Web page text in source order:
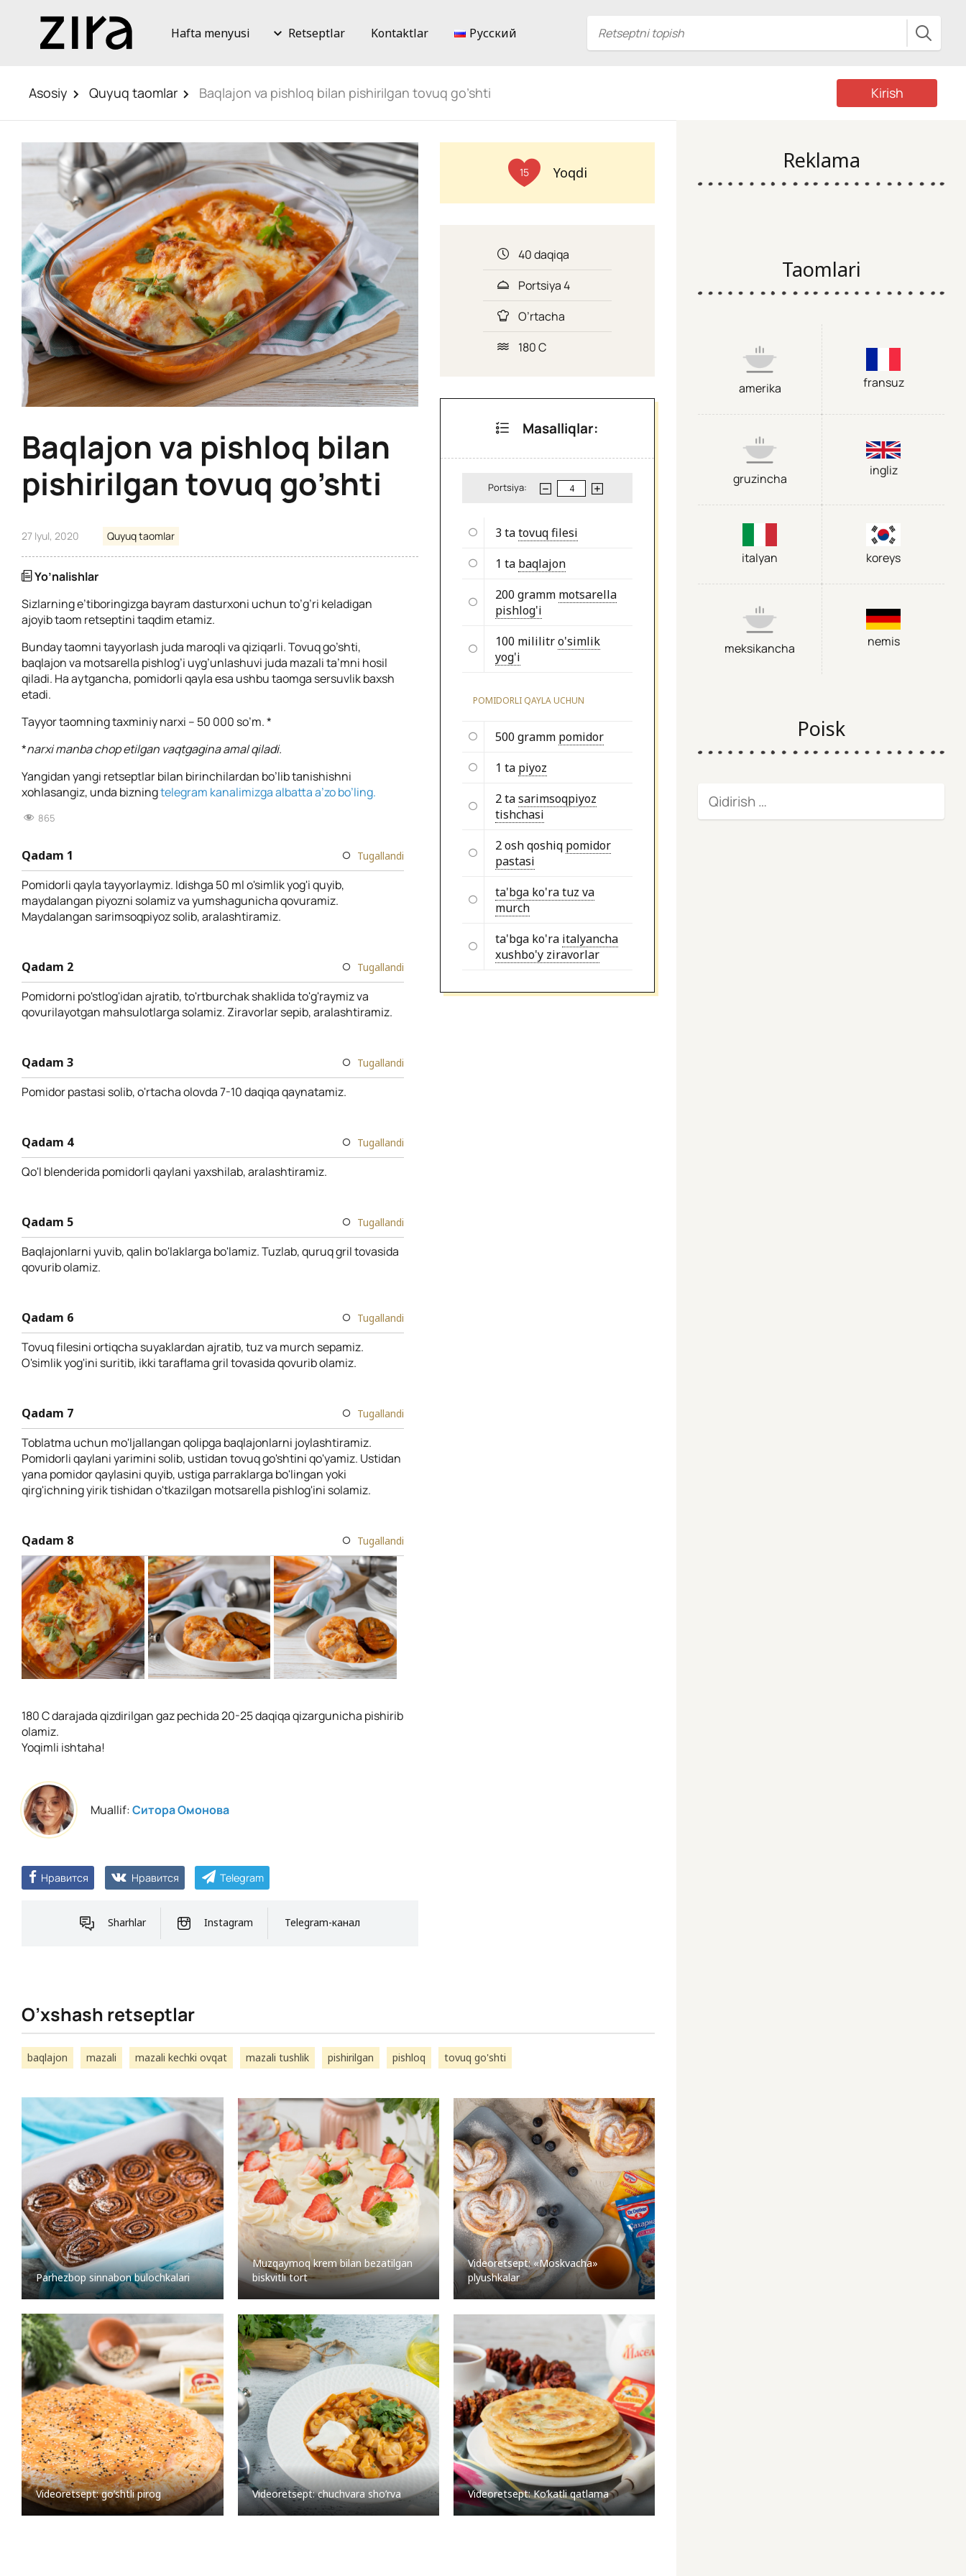
Hafta menyusi Retseptlar Kontaktlar Русский
Asosiy Quyuq taomlar Baqlajon va pishloq bilan pishirilgan tovuq go’shti Kirish
Baqlajon va pishloq bilan
pishirilgan tovuq go’shti
27 Iyul, 2020 Quyuq taomlar
Yo’nalishlar
Sizlarning e’tiboringizga bayram dasturxoni uchun to’g’ri keladigan
ajoyib taom retseptini taqdim etamiz.
Bunday taomni tayyorlash juda maroqli va qiziqarli. Tovuq go’shti,
baqlajon va motsarella pishlog’i uyg’unlashuvi juda mazali ta’mni hosil
qiladi. Ha aytgancha, pomidorli qayla esa ushbu taomga sersuvlik baxsh
etadi.
Tayyor taomning taxminiy narxi – 50 000 so’m. *
*narxi manba chop etilgan vaqtgagina amal qiladi.
Yangidan yangi retseptlar bilan birinchilardan bo’lib tanishishni
xohlasangiz, unda bizningtelegram kanalimizga albatta a’zo bo’ling.
865
Qadam 1 Tugallandi
Pomidorli qayla tayyorlaymiz. Idishga 50 ml o'simlik yog'i quyib,
maydalangan piyozni solamiz va yumshagunicha qovuramiz.
Maydalangan sarimsoqpiyoz solib, aralashtiramiz.
Qadam 2 Tugallandi
Pomidorni po'stlog'idan ajratib, to'rtburchak shaklida to'g'raymiz va
qovurilayotgan mahsulotlarga solamiz. Ziravorlar sepib, aralashtiramiz.
Qadam 3 Tugallandi
Pomidor pastasi solib, o'rtacha olovda 7-10 daqiqa qaynatamiz.
Qadam 4 Tugallandi
Qo'l blenderida pomidorli qaylani yaxshilab, aralashtiramiz.
Qadam 5 Tugallandi
Baqlajonlarni yuvib, qalin bo'laklarga bo'lamiz. Tuzlab, quruq gril tovasida
qovurib olamiz.
Qadam 6 Tugallandi
Tovuq filesini ortiqcha suyaklardan ajratib, tuz va murch sepamiz.
O'simlik yog'ini suritib, ikki taraflama gril tovasida qovurib olamiz.
Qadam 7 Tugallandi
Toblatma uchun mo'ljallangan qolipga baqlajonlarni joylashtiramiz.
Pomidorli qaylani yarimini solib, ustidan tovuq go'shtini qo'yamiz. Ustidan
yana pomidor qaylasini quyib, ustiga parraklarga bo'lingan yoki
qirg'ichning yirik tishidan o'tkazilgan motsarella pishlog'ini solamiz.
Qadam 8 Tugallandi
180 C darajada qizdirilgan gaz pechida 20-25 daqiqa qizargunicha pishirib
olamiz.
Yoqimli ishtaha!
Muallif:Ситора Омонова
Нравится Нравится Telegram
Sharhlar Instagram Telegram-канал
15 Yoqdi
40 daqiqa
Portsiya 4
O’rtacha
180 C
Masalliqlar:
Portsiya:
3 tatovuq filesi
1 ta baqlajon
200 gramm motsarella
pishlog'i
100 mililitro'simlik
yog'i
POMIDORLI QAYLA UCHUN
500 gramm pomidor
1 ta piyoz
2 tasarimsoqpiyoz
tishchasi
2 osh qoshiq pomidor
pastasi
ta'bga ko'ra tuz va
murch
ta'bga ko'ra italyancha
xushbo'y ziravorlar
O’xshash retseptlar
baqlajon mazali mazali kechki ovqat mazali tushlik pishirilgan pishloq tovuq go'shti
Parhezbop sinnabon bulochkalari
Muzqaymoq krem bilan bezatilgan
biskvitli tort
Videoretsept: «Moskvacha»
plyushkalar
Videoretsept: go’shtli pirog Videoretsept: chuchvara sho’rva Videoretsept: Ko’katli qatlama
Reklama
Taomlari
amerika fransuz
gruzincha
ingliz
italyan koreys
meksikancha nemis
Poisk